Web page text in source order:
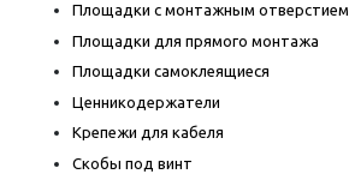
Площадки с монтажным отверстием
Площадки для прямого монтажа
Площадки самоклеящиеся
Ценникодержатели
Крепежи для кабеля
Скобы под винт